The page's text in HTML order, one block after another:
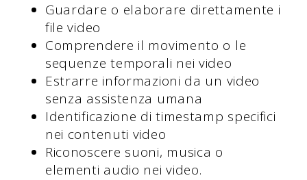
Guardare o elaborare direttamente i
file video
Comprendere il movimento o le
sequenze temporali nei video
Estrarre informazioni da un video
senza assistenza umana
Identificazione di timestamp specifici
nei contenuti video
Riconoscere suoni, musica o
elementi audio nei video.